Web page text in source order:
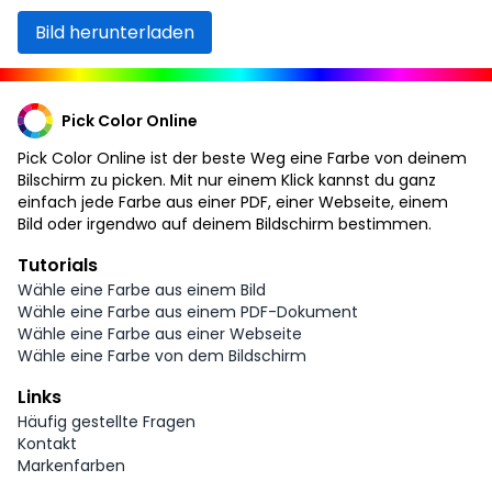
Bild herunterladen
Pick Color Online
Pick Color Online ist der beste Weg eine Farbe von deinem
Bilschirm zu picken. Mit nur einem Klick kannst du ganz
einfach jede Farbe aus einer PDF, einer Webseite, einem
Bild oder irgendwo auf deinem Bildschirm bestimmen.
Tutorials
Wähle eine Farbe aus einem Bild
Wähle eine Farbe aus einem PDF-Dokument
Wähle eine Farbe aus einer Webseite
Wähle eine Farbe von dem Bildschirm
Links
Häufig gestellte Fragen
Kontakt
Markenfarben